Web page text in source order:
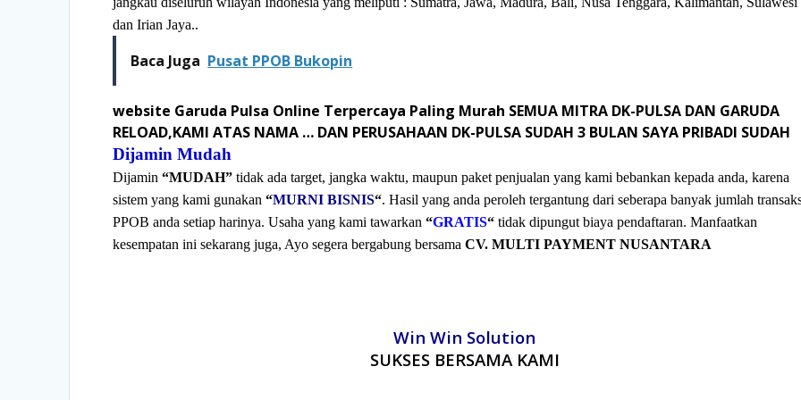
dan Irian Jaya..
Baca Juga Pusat PPOB Bukopin
website Garuda Pulsa Online Terpercaya Paling Murah SEMUA MITRA DK-PULSA DAN GARUDA
RELOAD,KAMI ATAS NAMA … DAN PERUSAHAAN DK-PULSA SUDAH 3 BULAN SAYA PRIBADI SUDAH
Dijamin Mudah
Dijamin“MUDAH” tidak ada target, jangka waktu, maupun paket penjualan yang kami bebankan kepada anda, karena
sistem yang kami gunakan“MURNI BISNIS“. Hasil yang anda peroleh tergantung dari seberapa banyak jumlah
PPOB anda setiap harinya. Usaha yang kami tawarkan“GRATIS“ tidak dipungut biaya pendaftaran. Manfaatkan
kesempatan ini sekarang juga, Ayo segera bergabung bersamaCV. MULTI PAYMENT NUSANTARA
Win Win Solution
SUKSES BERSAMA KAMI